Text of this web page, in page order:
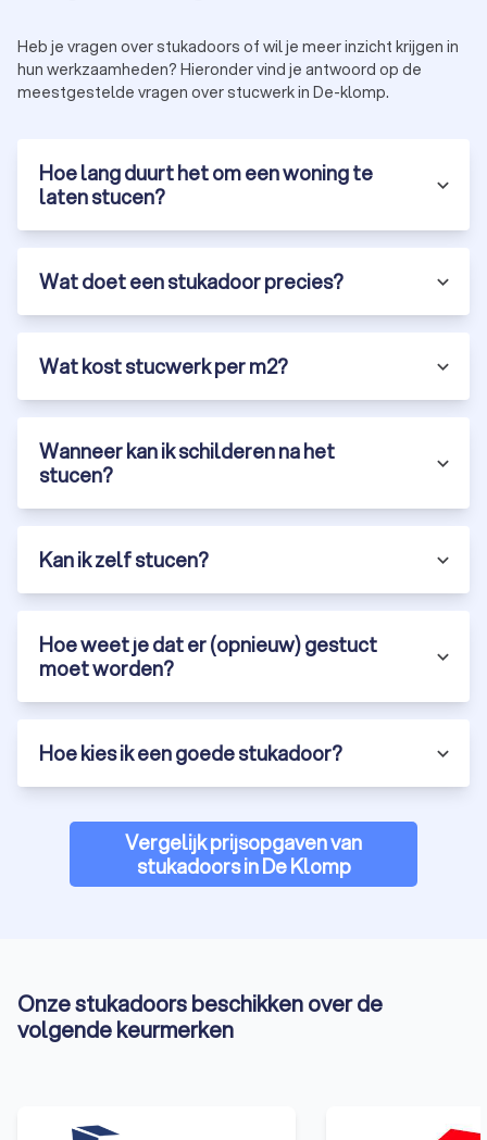
Heb je vragen over stukadoors of wil je meer inzicht krijgen in
hun werkzaamheden? Hieronder vind je antwoord op de
meestgestelde vragen over stucwerk in De-klomp.
Hoe lang duurt het om een woning te
laten stucen?
Wat doet een stukadoor precies?
Wat kost stucwerk per m2?
Wanneer kan ik schilderen na het
stucen?
Kan ik zelf stucen?
Hoe weet je dat er (opnieuw) gestuct
moet worden?
Hoe kies ik een goede stukadoor?
Vergelijk prijsopgaven van
stukadoors in De Klomp
Onze stukadoors beschikken over de
volgende keurmerken